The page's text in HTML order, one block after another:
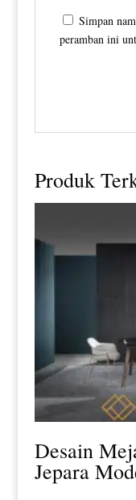
Simpan
peramban ini
Produk
Desain
Jepara